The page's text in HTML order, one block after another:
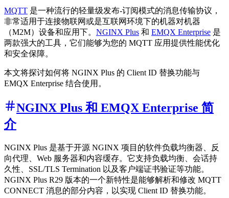
MQTT 是一种流行的轻量级发布-订阅模式的消息传输协议，
非常适用于连接物联网或是互联网环境下的机器对机器
（M2M）设备和应用下。 NGINX Plus 和 EMQX Enterprise 是
两款强大的工具，它们能够为您的 MQTT 应用提供性能优化
和安全保障。
本文将探讨如何将 NGINX Plus 的 Client ID 替换功能与
EMQX Enterprise 结合使用。
NGINX Plus 和 EMQX Enterprise 简
介
NGINX Plus 是基于开源 NGINX 项目的软件负载均衡器、反
向代理、Web 服务器和内容缓存。它支持负载均衡、会话持
久性、SSL/TLS Termination 以及客户端证书验证等功能。
NGINX Plus R29 版本的一个新特性是能够解析和修改 MQTT
CONNECT 消息的部分内容，以实现 Client ID 替换功能。